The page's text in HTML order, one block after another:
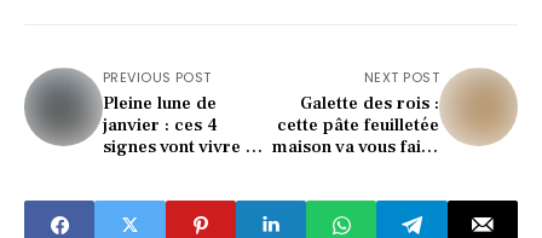
PREVIOUS POST
Pleine lune de
janvier : ces 4
signes vont vivre un
NEXT POST
Galette des rois :
cette pâte feuilletée
maison va vous faire